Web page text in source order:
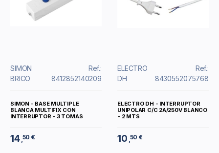
SIMON
BRICO
Ref.:
8412852140209
SIMON - BASE MULTIPLE
BLANCA MULTIFIX CON
INTERRUPTOR - 3 TOMAS
14 ,50 €
ELECTRO
DH
Ref.:
8430552075768
ELECTRO DH - INTERRUPTOR
UNIPOLAR C/C 2A/250V BLANCO
- 2 MTS
10 ,50 €